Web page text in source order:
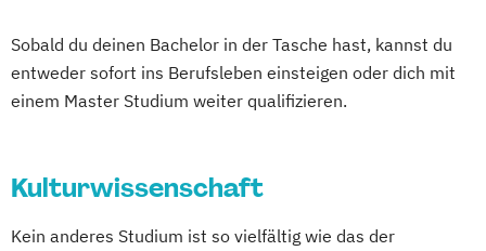
Wirtschaftswissenschaft für Ingenieur/-
innen und Naturwissenschaftler/-innen
Sobald du deinen Bachelor in der Tasche hast, kannst du
entweder sofort ins Berufsleben einsteigen oder dich mit
einem Master Studium weiter qualifizieren.
Kulturwissenschaft
Kein anderes Studium ist so vielfältig wie das der